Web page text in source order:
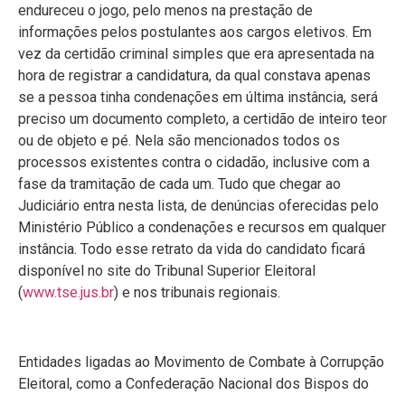
endureceu o jogo, pelo menos na prestação de
informações pelos postulantes aos cargos eletivos. Em
vez da certidão criminal simples que era apresentada na
hora de registrar a candidatura, da qual constava apenas
se a pessoa tinha condenações em última instância, será
preciso um documento completo, a certidão de inteiro teor
ou de objeto e pé. Nela são mencionados todos os
processos existentes contra o cidadão, inclusive com a
fase da tramitação de cada um. Tudo que chegar ao
Judiciário entra nesta lista, de denúncias oferecidas pelo
Ministério Público a condenações e recursos em qualquer
instância. Todo esse retrato da vida do candidato ficará
disponível no site do Tribunal Superior Eleitoral
(www.tse.jus.br) e nos tribunais regionais.
Entidades ligadas ao Movimento de Combate à Corrupção
Eleitoral, como a Confederação Nacional dos Bispos do